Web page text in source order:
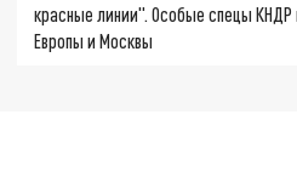
красные линии". Особые спецы КНДР
Европы и Москвы